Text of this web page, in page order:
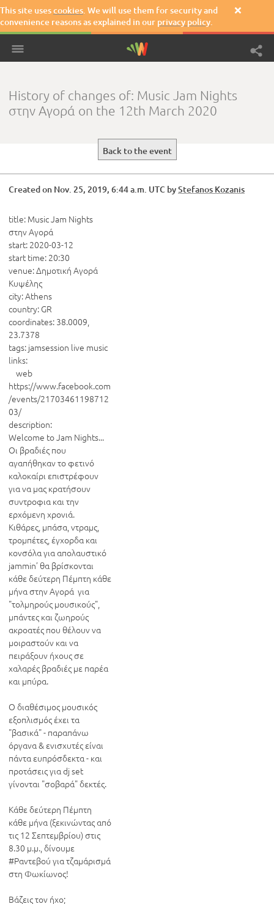
This site usescookies. We will use them for security and
convenience reasons as explained in our privacy policy.

History of changes of: Music Jam Nights
στην Αγορά on the 12th March 2020
Back to the event
Createdon Nov. 25, 2019, 6:44 a.m. UTC byStefanos Kozanis
title: Music Jam Nights
στην Αγορά
start: 2020-03-12
start time: 20:30
venue: Δημοτική Αγορά
Κυψέλης
city: Athens
country: GR
coordinates: 38.0009,
23.7378
tags: jamsession live music
links:
https://www.facebook.com
/events/21703461198712
03/
description:
Welcome to Jam Nights...
Οι βραδιές που
αγαπήθηκαν το φετινό
καλοκαίρι επιστρέφουν
για να μας κρατήσουν
συντροφια και την
ερχόμενη χρονιά.
Κιθάρες, μπάσα, ντραμς,
τρομπέτες, έγχορδα και
κονσόλα για απολαυστικό
jammin’ θα βρίσκονται
κάθε δεύτερη Πέμπτη κάθε
μήνα στην Αγορά  για
"τολμηρούς μουσικούς",
μπάντες και ζωηρούς
ακροατές που θέλουν να
μοιραστούν και να
πειράξουν ήχους σε
χαλαρές βραδιές με παρέα
και μπύρα.
Ο διαθέσιμος μουσικός
εξοπλισμός έχει τα
"βασικά" - παραπάνω
όργανα & ενισχυτές είναι
πάντα ευπρόσδεκτα - και
προτάσεις για dj set
γίνονται "σοβαρά" δεκτές.
Κάθε δεύτερη Πέμπτη
κάθε μήνα (ξεκινώντας από
τις 12 Σεπτεμβρίου) στις
8.30 μ.μ., δίνουμε
#Ραντεβού για τζαμάρισμά
στη Φωκίωνος!
Βάζεις τον ήχο;